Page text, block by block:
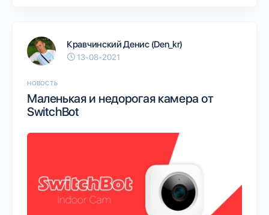
Кравчинский Денис (Den_kr)
13-08-2021
НОВОСТЬ
Маленькая и недорогая камера от
SwitchBot